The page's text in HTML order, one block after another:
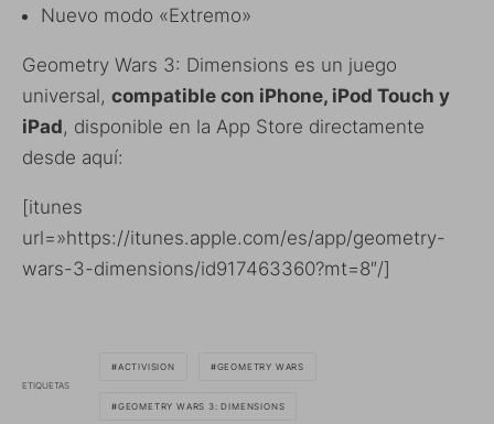
Nuevo modo «Extremo»
Geometry Wars 3: Dimensions es un juego
universal, compatible con iPhone, iPod Touch y
iPad, disponible en la App Store directamente
desde aquí:
[itunes
url=»https://itunes.apple.com/es/app/geometry-
wars-3-dimensions/id917463360?mt=8″/]
ETIQUETAS
ACTIVISION GEOMETRY WARS
GEOMETRY WARS 3: DIMENSIONS